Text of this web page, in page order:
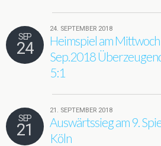
SEP
24
24. SEPTEMBER 2018
Heimspiel am
Sep.2018
5:1
SEP
21
21. SEPTEMBER 2018
Auswärtssieg am 9.
Köln